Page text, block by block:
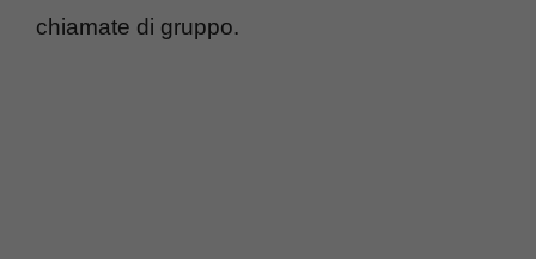
chiamate di gruppo.